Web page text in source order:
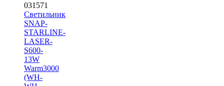
031571
Светильник
SNAP-
STARLINE-
LASER-
S600-
13W
Warm3000
(WH-